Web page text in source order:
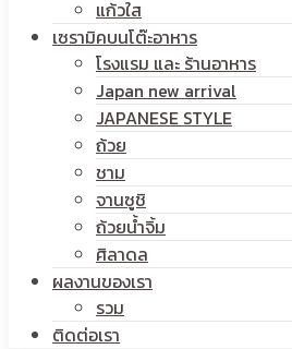
แก้วใส
เซรามิคบนโต๊ะอาหาร
โรงแรม และ ร้านอาหาร
Japan new arrival
JAPANESE STYLE
ถ้วย
ชาม
จานซูชิ
ถ้วยน้ำจิ้ม
ศิลาดล
ผลงานของเรา
รวม
ติดต่อเรา